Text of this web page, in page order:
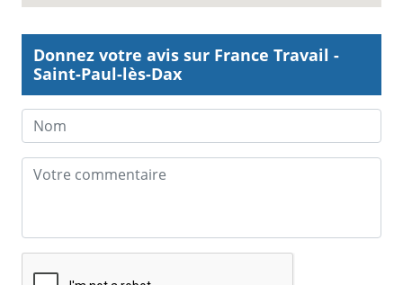
Donnez votre avis sur France Travail -
Saint-Paul-lès-Dax